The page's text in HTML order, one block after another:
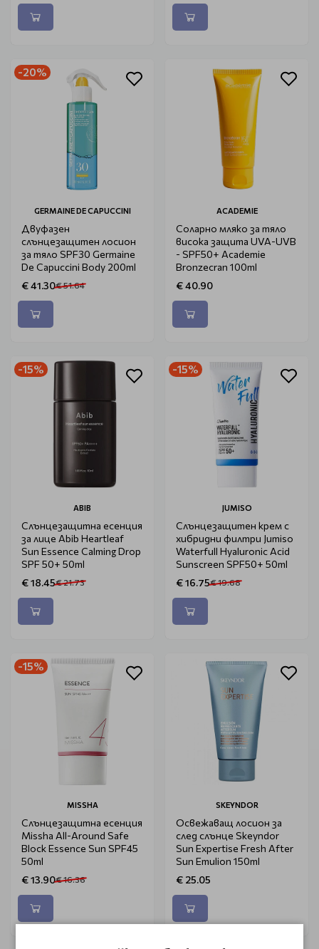
-20%
GERMAINE DE CAPUCCINI
Двуфазен
слънцезащитен лосион
за тяло SPF30 Germaine
De Capuccini Body 200ml
€ 41.30€ 51.64
ACADEMIE
Соларно мляко за тяло
висока защита UVA-UVB
- SPF50+ Academie
Bronzecran 100ml
€ 40.90
-15%
ABIB
Слънцезащитна есенция
за лице Abib Heartleaf
Sun Essence Calming Drop
SPF 50+ 50ml
€ 18.45€ 21.73
-15%
JUMISO
Слънцезащитен крем с
хибридни филтри Jumiso
Waterfull Hyaluronic Acid
Sunscreen SPF50+ 50ml
€ 16.75€ 19.68
-15%
MISSHA
Слънцезащитна есенция
Missha All-Around Safe
Block Essence Sun SPF45
50ml
€ 13.90€ 16.36
SKEYNDOR
Освежаващ лосион за
след слънце Skeyndor
Sun Expertise Fresh After
Sun Emulion 150ml
€ 25.05